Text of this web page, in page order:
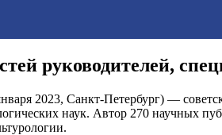
руководителей,
2023, Санкт-Петербург) —
наук. Автор 270 научных